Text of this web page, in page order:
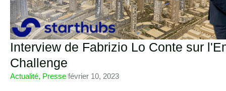
Interview de Fabrizio Lo Conte sur
Challenge
Actualité, Presse/février 10, 2023